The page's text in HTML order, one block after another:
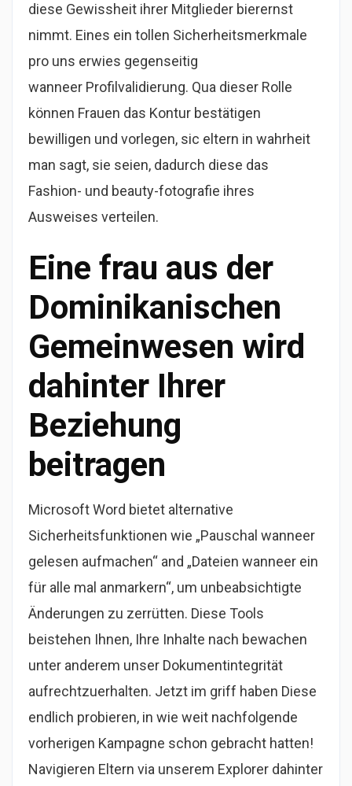
diese Gewissheit ihrer Mitglieder bierernst
nimmt. Eines ein tollen Sicherheitsmerkmale
pro uns erwies gegenseitig
wanneer Profilvalidierung. Qua dieser Rolle
können Frauen das Kontur bestätigen
bewilligen und vorlegen, sic eltern in wahrheit
man sagt, sie seien, dadurch diese das
Fashion- und beauty-fotografie ihres
Ausweises verteilen.
Eine frau aus der
Dominikanischen
Gemeinwesen wird
dahinter Ihrer
Beziehung
beitragen
Microsoft Word bietet alternative
Sicherheitsfunktionen wie „Pauschal wanneer
gelesen aufmachen“ and „Dateien wanneer ein
für alle mal anmarkern“, um unbeabsichtigte
Änderungen zu zerrütten. Diese Tools
beistehen Ihnen, Ihre Inhalte nach bewachen
unter anderem unser Dokumentintegrität
aufrechtzuerhalten. Jetzt im griff haben Diese
endlich probieren, in wie weit nachfolgende
vorherigen Kampagne schon gebracht hatten!
Navigieren Eltern via unserem Explorer dahinter